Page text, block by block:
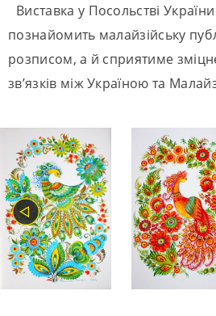
Виставка у Посольстві
познайомить малайзійську
розписом, а й сприятиме
зв’язків між Україною та